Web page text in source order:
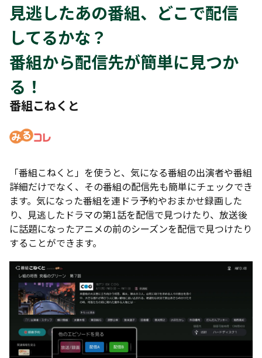
見逃したあの番組、どこで配信
してるかな？
番組から配信先が簡単に見つか
る！
番組こねくと
「番組こねくと」を使うと、気になる番組の出演者や番組
詳細だけでなく、その番組の配信先も簡単にチェックでき
ます。気になった番組を連ドラ予約やおまかせ録画した
り、見逃したドラマの第1話を配信で見つけたり、放送後
に話題になったアニメの前のシーズンを配信で見つけたり
することができます。